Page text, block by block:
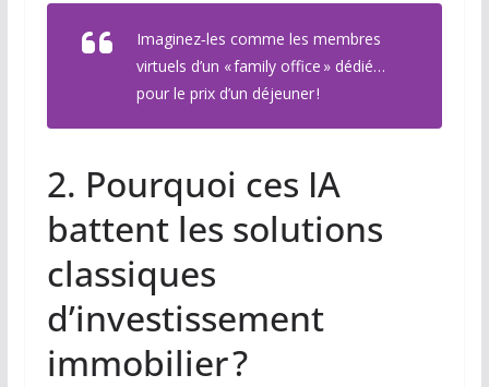
Imaginez‑les comme les membres
virtuels d’un « family office » dédié…
pour le prix d’un déjeuner !
2. Pourquoi ces IA
battent les solutions
classiques
d’investissement
immobilier ?